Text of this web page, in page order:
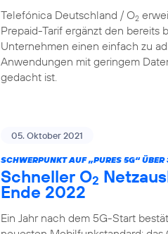
Telefónica Deutschland / O2
Prepaid-Tarif ergänzt den bereits
Unternehmen einen einfach zu
Anwendungen mit geringem
gedacht ist.
05. Oktober 2021
SCHWERPUNKT AUF „PURES 5G“
Schneller O2
Ende 2022
Ein Jahr nach dem 5G-Start